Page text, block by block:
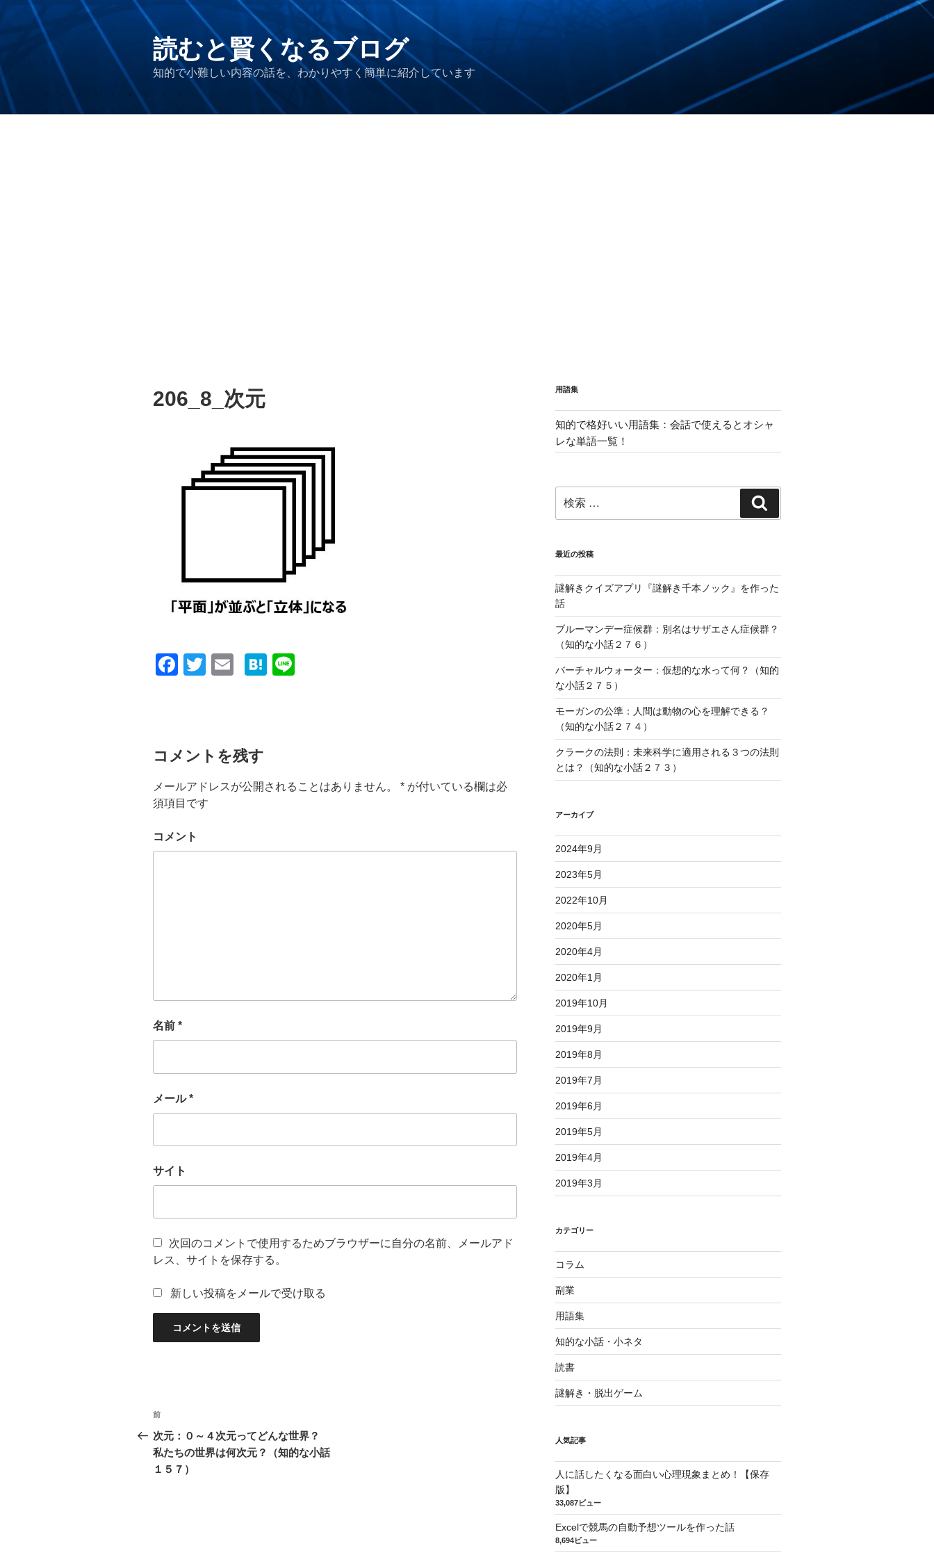
ツ
へ
ス
読むと賢くなるブログ
知的で小難しい内容の話を、わかりやすく簡単に紹介しています
206_8_次元
F
b
o
o
T
H
コメントを残す
メールアドレスが公開されることはありません。 * が付いている欄は必
須項目です
コメント
名前 *
メール*
サイト
次回のコメントで使用するためブラウザーに自分の名前、メールアド
レス、サイトを保存する。
新しい投稿をメールで受け取る
投
稿
ナ
過
去
の
投
前
次元：０～４次元ってどんな世界？
私たちの世界は何次元？（知的な小話
１５７）
用語集
知的で格好いい用語集：会話で使えるとオシャ
レな単語一覧！
索:
索
最近の投稿
謎解きクイズアプリ『謎解き千本ノック』を作った
話
ブルーマンデー症候群：別名はサザエさん症候群？
（知的な小話２７６）
バーチャルウォーター：仮想的な水って何？（知的
な小話２７５）
モーガンの公準：人間は動物の心を理解できる？
（知的な小話２７４）
クラークの法則：未来科学に適用される３つの法則
とは？（知的な小話２７３）
アーカイブ
2024年9月
2023年5月
2022年10月
2020年5月
2020年4月
2020年1月
2019年10月
2019年9月
2019年8月
2019年7月
2019年6月
2019年5月
2019年4月
2019年3月
カテゴリー
コラム
副業
用語集
知的な小話・小ネタ
読書
謎解き・脱出ゲーム
人気記事
人に話したくなる面白い心理現象まとめ！【保存
版】
33,087ビュー
Excelで競馬の自動予想ツールを作った話
8,694ビュー